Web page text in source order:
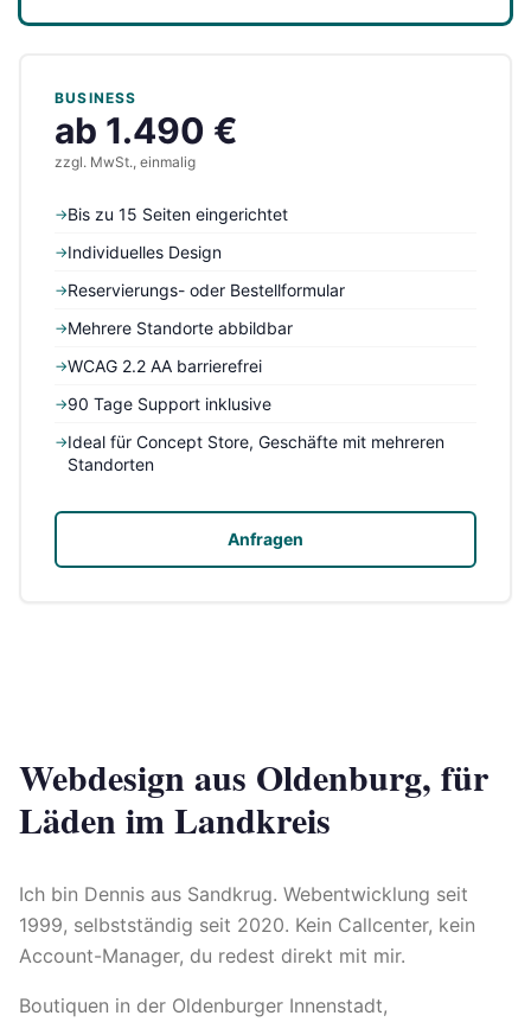
BUSINESS
ab 1.490 €
zzgl. MwSt., einmalig
→Bis zu 15 Seiten eingerichtet
→Individuelles Design
→Reservierungs- oder Bestellformular
→Mehrere Standorte abbildbar
→WCAG 2.2 AA barrierefrei
→90 Tage Support inklusive
→Ideal für Concept Store, Geschäfte mit mehreren
Standorten
Anfragen
Webdesign aus Oldenburg, für
Läden im Landkreis
Ich bin Dennis aus Sandkrug. Webentwicklung seit
1999, selbstständig seit 2020. Kein Callcenter, kein
Account-Manager, du redest direkt mit mir.
Boutiquen in der Oldenburger Innenstadt,